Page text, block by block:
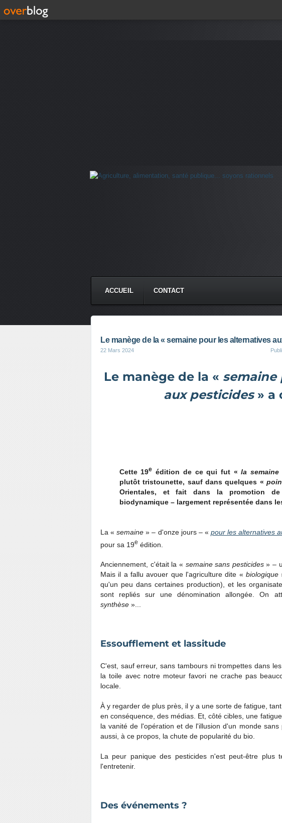
ACCUEIL CONTACT
Le manège de la « semaine pour les alternatives
22 Mars 2024
Le manège de la « semaine
aux pesticides » a
Cette 19e édition de ce qui fut «la
plutôt tristounette, sauf dans quelques «
Orientales, et fait dans la promotion
biodynamique – largement représentée dans
La «semaine» – d'onze jours – « pour les alternatives
pour sa 19e édition.
Anciennement, c'était la « semaine sans pesticides» –
Mais il a fallu avouer que l'agriculture dite « biologique
qu'un peu dans certaines production), et les
sont repliés sur une dénomination allongée. On
synthèse »...
Essoufflement et lassitude
C'est, sauf erreur, sans tambours ni trompettes dans
la toile avec notre moteur favori ne crache pas
locale.
À y regarder de plus près, il y a une sorte de fatigue,
en conséquence, des médias. Et, côté cibles, une
la vanité de l'opération et de l'illusion d'un monde
aussi, à ce propos, la chute de popularité du bio.
La peur panique des pesticides n'est peut-être plus
l'entretenir.
Des événements ?